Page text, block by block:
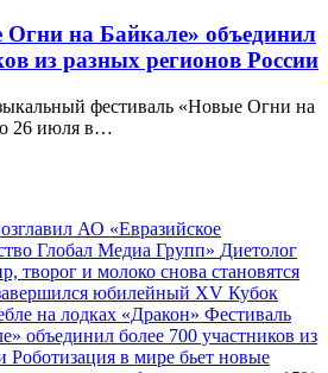
на Байкале» объединил
из разных регионов России
фестиваль «Новые Огни на
26 июля в…
АО «Евразийское
Глобал Медиа Групп» Диетолог
творог и молоко снова становятся
юбилейный XV Кубок
на лодках «Дракон» Фестиваль
объединил более 700 участников из
Роботизация в мире бьет новые